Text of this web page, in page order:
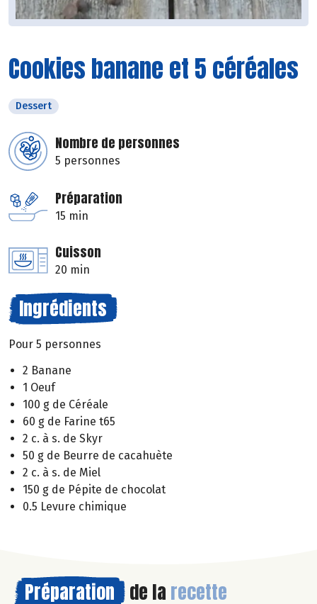
Cookies banane et 5 céréales
Dessert
Nombre de personnes
5 personnes
Préparation
15 min
Cuisson
20 min
Ingrédients
Pour 5 personnes
2 Banane
1 Oeuf
100 g de Céréale
60 g de Farine t65
2 c. à s. de Skyr
50 g de Beurre de cacahuète
2 c. à s. de Miel
150 g de Pépite de chocolat
0.5 Levure chimique
Préparation de la recette